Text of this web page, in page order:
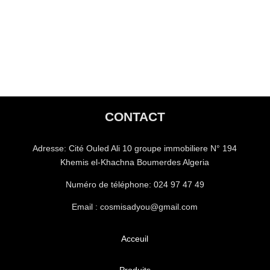
CONTACT
Adresse: Cité Ouled Ali 10 groupe immobiliere N° 194
Khemis el-Khachna Boumerdes Algeria
Numéro de téléphone: 024 97 47 49
Email : cosmisadyou@gmail.com
Acceuil